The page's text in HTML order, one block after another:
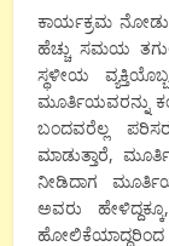
ಕಾರ್ಯಕ್ರಮ
ಹೆಚ್ಚು ಸಮಯ
ಸ್ಥಳೀಯ
ಮೂರ್ತಿಯವರನ್ನು
ಬಂದವರೆಲ್ಲ
ಮಾಡುತ್ತಾರೆ,
ನೀಡಿದಾಗ
ಅವರು
ಹೋಲಿಕೆಯಾದ್ದರಿಂದ